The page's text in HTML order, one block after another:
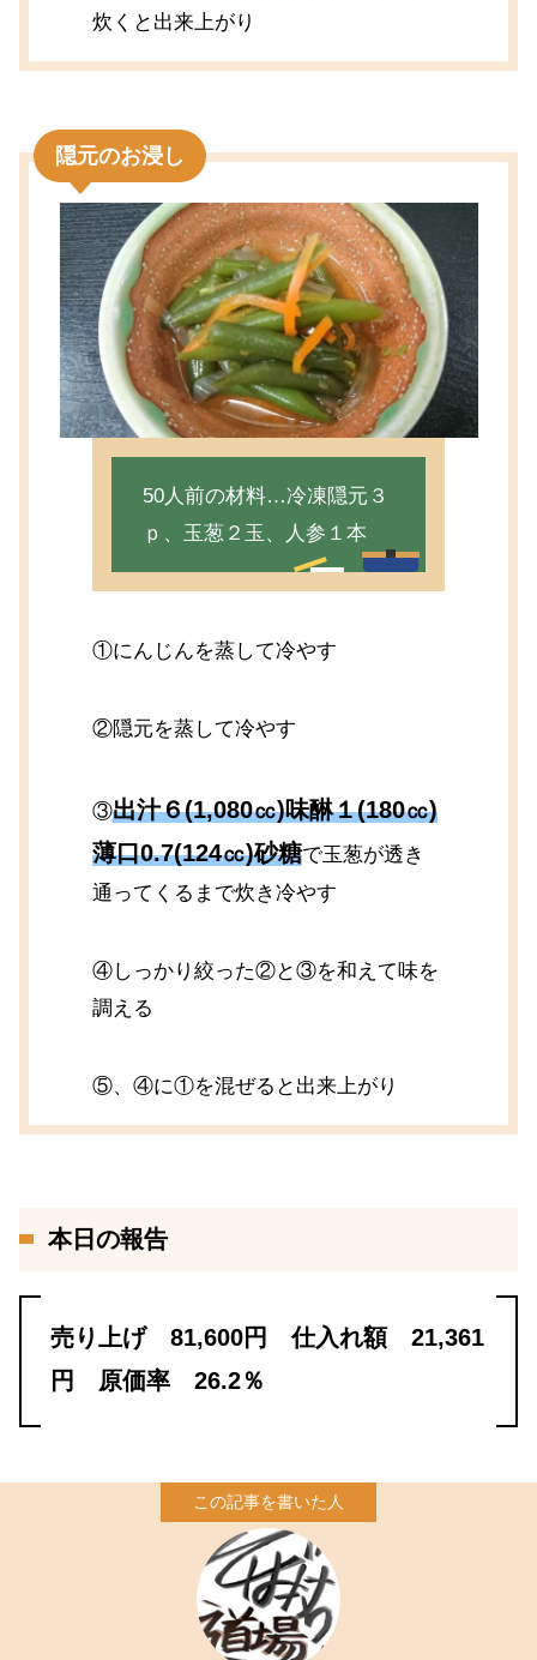
炊くと出来上がり
隠元のお浸し
50人前の材料…冷凍隠元３
ｐ、玉葱２玉、人参１本
①にんじんを蒸して冷やす
②隠元を蒸して冷やす
③出汁６(1,080㏄)味醂１(180㏄)
薄口0.7(124㏄)砂糖で玉葱が透き
通ってくるまで炊き冷やす
④しっかり絞った②と③を和えて味を
調える
⑤、④に①を混ぜると出来上がり
本日の報告
売り上げ 81,600円 仕入れ額 21,361
円 原価率 26.2％